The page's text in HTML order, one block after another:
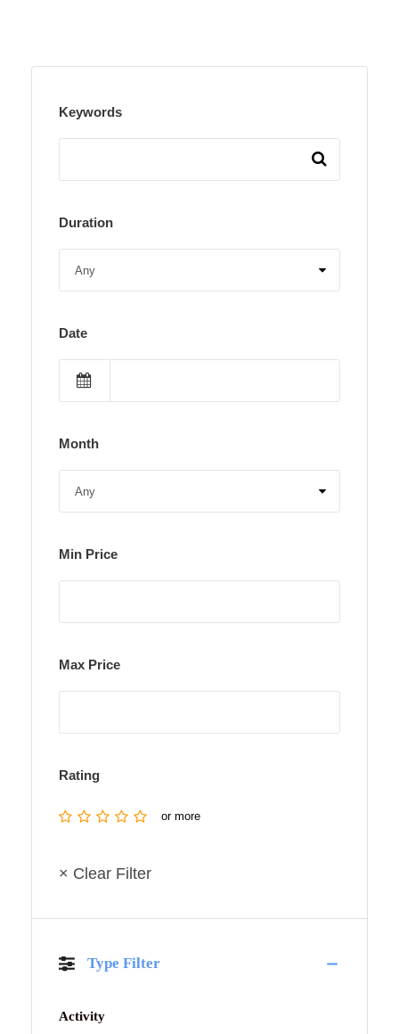
Keywords
Duration
Date
Month
Min Price
Max Price
Rating
or more
× Clear Filter
Type Filter
Activity